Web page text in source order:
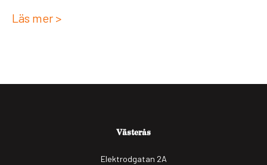
Läs mer >
Västerås
Elektrodgatan 2A